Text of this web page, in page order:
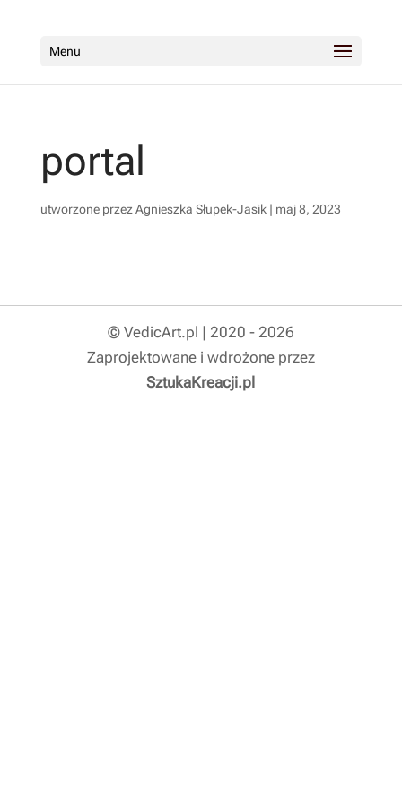
Menu
portal
utworzone przez Agnieszka Słupek-Jasik| maj 8, 2023
© VedicArt.pl | 2020 - 2026
Zaprojektowane i wdrożone przez
SztukaKreacji.pl